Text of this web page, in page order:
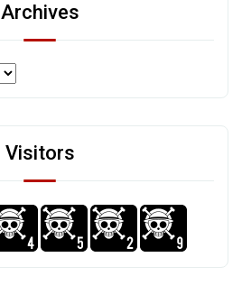
Archives
Visitors